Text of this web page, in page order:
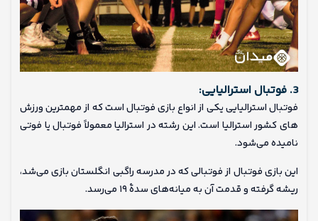
3. فوتبال استرالیایی:
فوتبال استرالیایی یکی از انواع بازی فوتبال است که از مهمترین ورزش
های کشور استرالیا است. این رشته در استرالیا معمولاً فوتبال یا فوتی
نامیده می‌شود.
این بازی فوتبال از فوتبالی که در مدرسه راگبی انگلستان بازی می‌شد،
ریشه گرفته و قدمت آن به میانه‌های سدهٔ ۱۹ می‌رسد.